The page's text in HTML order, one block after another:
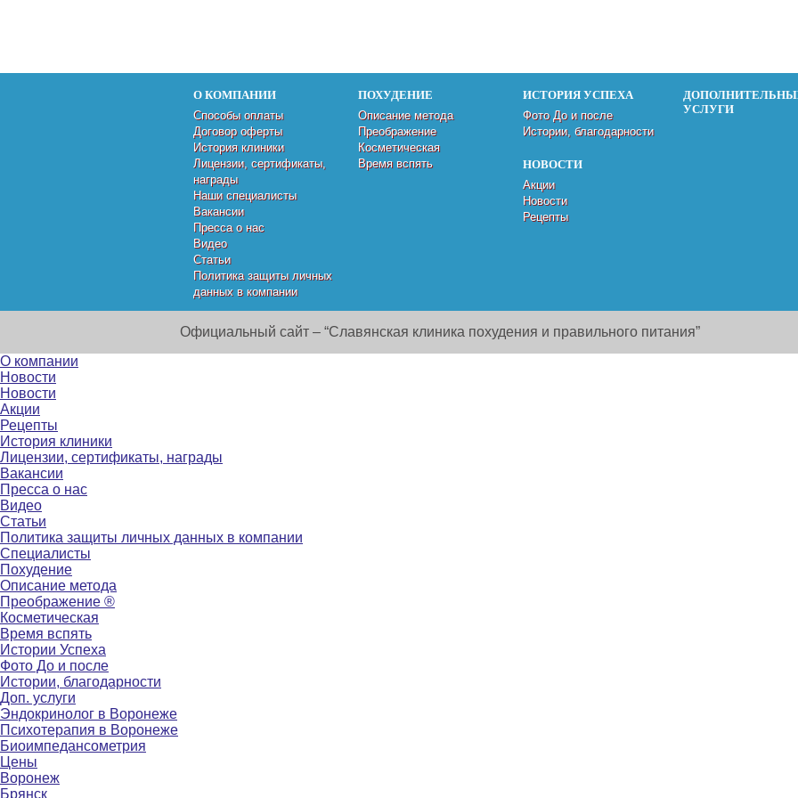
О КОМПАНИИ
Способы оплаты
Договор оферты
История клиники
Лицензии, сертификаты,
награды
Наши специалисты
Вакансии
Пресса о нас
Видео
Статьи
Политика защиты личных
данных в компании
ПОХУДЕНИЕ
Описание метода
Преображение
Косметическая
Время вспять
ИСТОРИЯ УСПЕХА
Фото До и после
Истории, благодарности
НОВОСТИ
Акции
Новости
Рецепты
УСЛУГИ
Официальный сайт – “Славянская клиника похудения и правильного питания”
О компании
Новости
Новости
Акции
Рецепты
История клиники
Лицензии, сертификаты, награды
Вакансии
Пресса о нас
Видео
Статьи
Политика защиты личных данных в компании
Специалисты
Похудение
Описание метода
Преображение ®
Косметическая
Время вспять
Истории Успеха
Фото До и после
Истории, благодарности
Доп. услуги
Эндокринолог в Воронеже
Психотерапия в Воронеже
Биоимпедансометрия
Цены
Воронеж
Брянск